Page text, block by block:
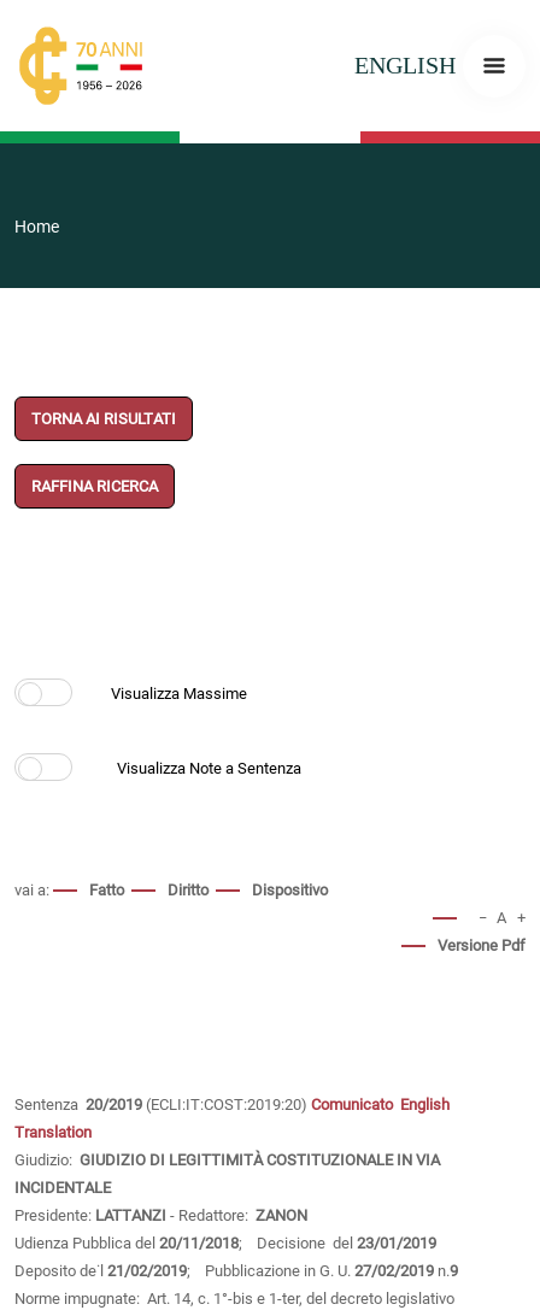
ENGLISH
Home
TORNA AI RISULTATI
RAFFINA RICERCA
vai a: Fatto Diritto
Dispositivo
− A +
Versione Pdf
Sentenza 20/2019 (ECLI:IT:COST:2019:20) Comunicato English
Translation
Giudizio: GIUDIZIO DI LEGITTIMITÀ COSTITUZIONALE IN VIA
INCIDENTALE
Presidente: LATTANZI - Redattore: ZANON
Udienza Pubblica del 20/11/2018; Decisione del 23/01/2019
Deposito de˙l 21/02/2019; Pubblicazione in G. U. 27/02/2019 n.9
Norme impugnate: Art. 14, c. 1°-bis e 1-ter, del decreto legislativo